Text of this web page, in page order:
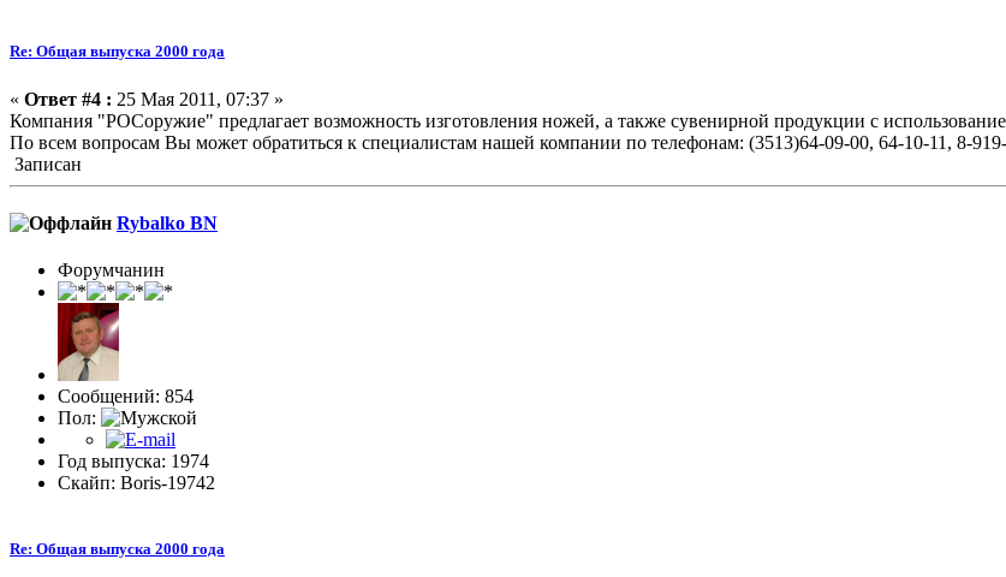
Re: Общая выпуска 2000 года
« Ответ #4 : 25 Мая 2011, 07:37 »
Компания "РОСоружие" предлагает возможность изготовления ножей, а также сувенирной продукции с
По всем вопросам Вы может обратиться к специалистам нашей компании по телефонам: (3513)64-09-00, 64-10-11, 8-
Записан
Rybalko BN
Форумчанин
Сообщений: 854
Пол:
Год выпуска: 1974
Скайп: Boris-19742
Re: Общая выпуска 2000 года